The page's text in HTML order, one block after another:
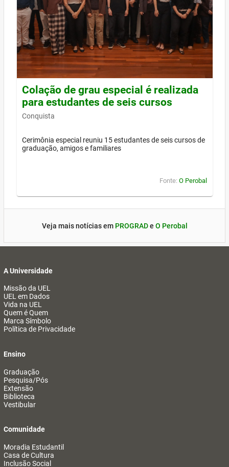
Colação de grau especial é realizada
para estudantes de seis cursos
Conquista
Cerimônia especial reuniu 15 estudantes de seis cursos de
graduação, amigos e familiares
Fonte: O Perobal
Veja mais notícias em PROGRADe O Perobal
A Universidade
Missão da UEL
UEL em Dados
Vida na UEL
Quem é Quem
Marca Símbolo
Política de Privacidade
Ensino
Graduação
Pesquisa/Pós
Extensão
Biblioteca
Vestibular
Comunidade
Moradia Estudantil
Casa de Cultura
Inclusão Social